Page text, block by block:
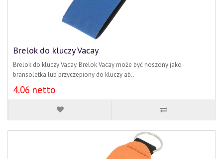
Brelok do kluczy Vacay
Brelok do kluczy Vacay. Brelok Vacay może być noszony jako
bransoletka lub przyczepiony do kluczy ab..
4.06 netto